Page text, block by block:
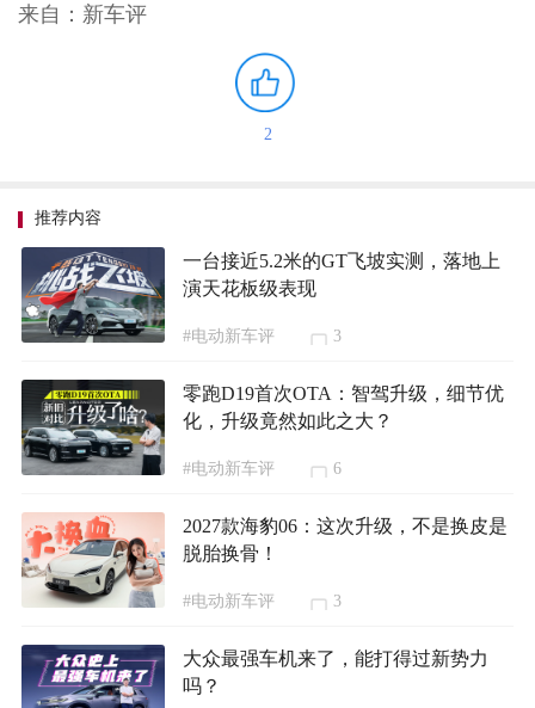
来自：新车评
2
推荐内容
一台接近5.2米的GT飞坡实测，落地上
演天花板级表现
#电动新车评 3
零跑D19首次OTA：智驾升级，细节优
化，升级竟然如此之大？
#电动新车评 6
2027款海豹06：这次升级，不是换皮是
脱胎换骨！
#电动新车评 3
大众最强车机来了，能打得过新势力
吗？